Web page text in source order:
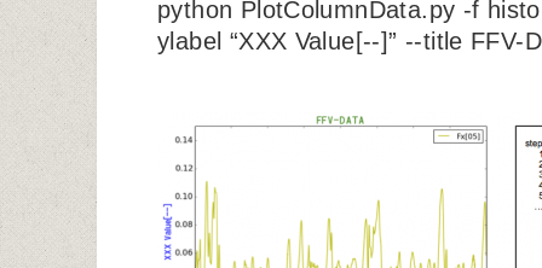
python PlotColumnData.py -f
ylabel “XXX Value[--]” --title FFV-